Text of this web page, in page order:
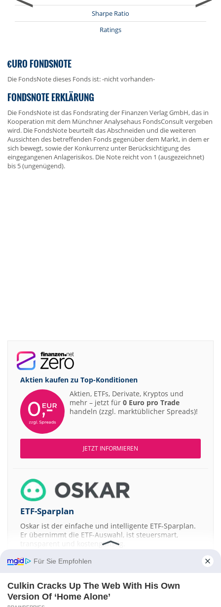
Sharpe Ratio
Ratings
€URO FONDSNOTE
Die FondsNote dieses Fonds ist: -nicht vorhanden-
FONDSNOTE ERKLÄRUNG
Die FondsNote ist das Fondsrating der Finanzen Verlag GmbH, das in
Kooperation mit dem Münchner Analysehaus FondsConsult vergeben
wird. Die FondsNote beurteilt das Abschneiden und die weiteren
Aussichten des betreffenden Fonds gegenüber dem Markt, in dem er
sich bewegt, sowie der Konkurrenz unter Berücksichtigung des
eingegangenen Anlagerisikos. Die Note reicht von 1 (ausgezeichnet)
bis 5 (ungenügend).
Aktien kaufen zu Top-Konditionen
Aktien, ETFs, Derivate, Kryptos und
mehr – jetzt für 0 Euro pro Trade
handeln (zzgl. marktüblicher Spreads)!
JETZT INFORMIEREN
ETF-Sparplan
Oskar ist der einfache und intelligente ETF-Sparplan.
Er übernimmt die ETF-Auswahl, ist steuersmart,
transparent und kostengünstig.
JETZT MEHR ERFAHREN
Für Sie Empfohlen
Culkin Cracks Up The Web With His Own
Version Of ‘Home Alone’